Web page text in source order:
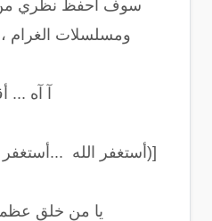
سوف أحفظ نظري من
ومسلسلات الغرام
آ آه ...
[(أستغفر الله ...أستغفر
يا من خلق